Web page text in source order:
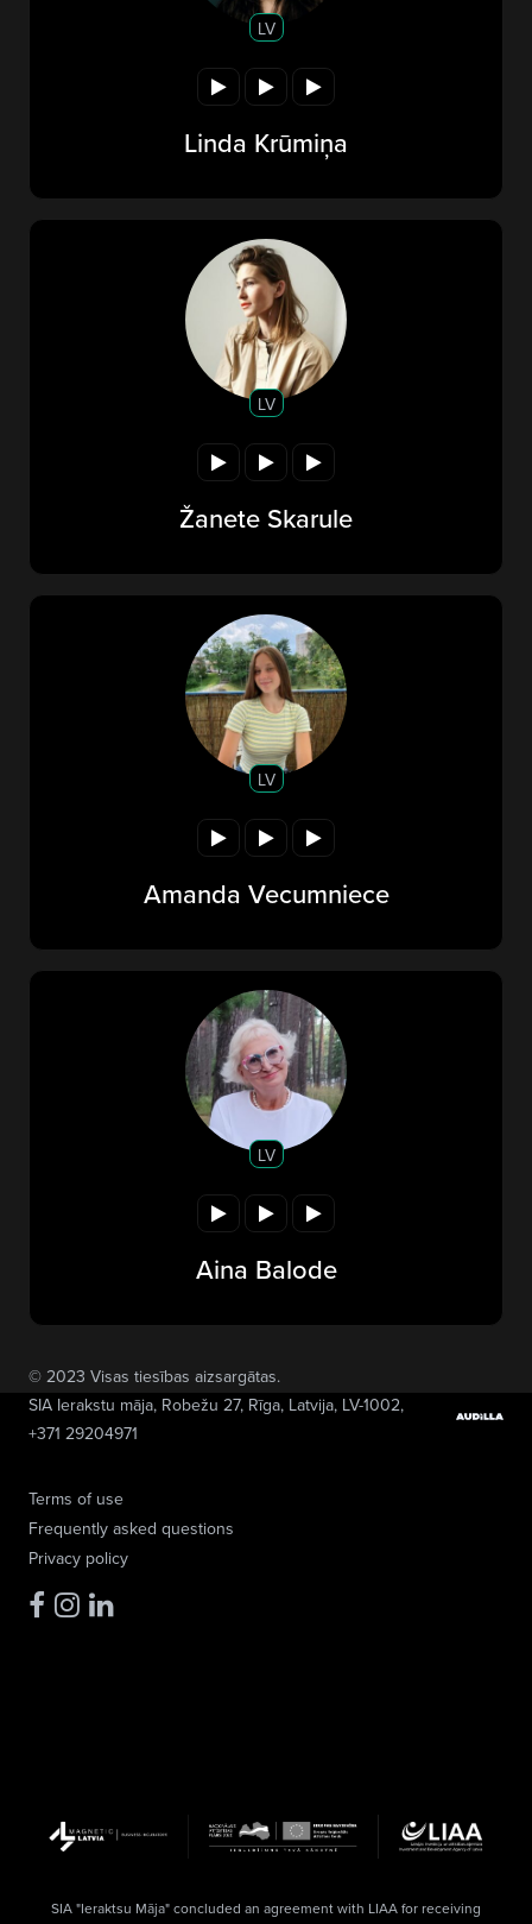
LV
Linda Krūmiņa
LV
Žanete Skarule
LV
Amanda Vecumniece
LV
Aina Balode
Terms of use
Frequently asked questions
Privacy policy
© 2023 Visas tiesības aizsargātas.
SIA Ierakstu māja, Robežu 27, Rīga, Latvija, LV-1002,
+371 29204971
SIA "Ieraktsu Māja" concluded an agreement with LIAA for receiving